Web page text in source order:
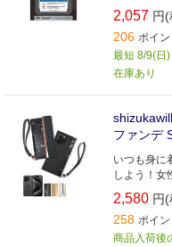
2,057 円(
206 ポイ
最短 8/9(日
在庫あり
ファンデ
いつも身に
しよう！女
ケース
2,580 円(
258 ポイ
商品入荷後